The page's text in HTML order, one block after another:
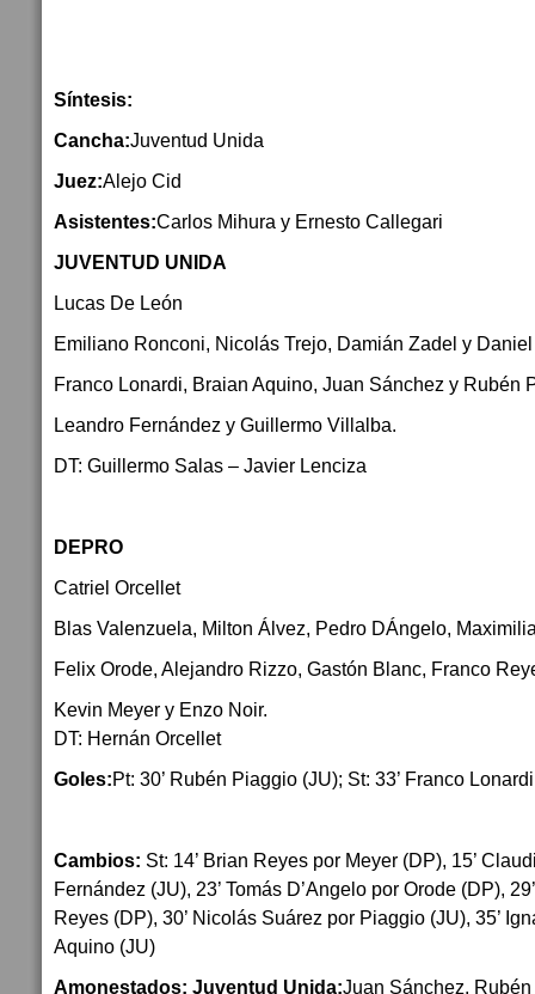
Síntesis:
Cancha:Juventud Unida
Juez:Alejo Cid
Asistentes:Carlos Mihura y Ernesto Callegari
JUVENTUD UNIDA
Lucas De León
Emiliano Ronconi, Nicolás Trejo, Damián Zadel y
Franco Lonardi, Braian Aquino, Juan Sánchez y Rubén
Leandro Fernández y Guillermo Villalba.
DT: Guillermo Salas – Javier Lenciza
DEPRO
Catriel Orcellet
Blas Valenzuela, Milton Álvez, Pedro DÁngelo,
Felix Orode, Alejandro Rizzo, Gastón Blanc, Franco
Kevin Meyer y Enzo Noir.
DT: Hernán Orcellet
Goles:Pt: 30’ Rubén Piaggio (JU); St: 33’ Franco
Cambios: St: 14’ Brian Reyes por Meyer (DP), 15’
Fernández (JU), 23’ Tomás D’Angelo por Orode (DP),
Reyes (DP), 30’ Nicolás Suárez por Piaggio (JU), 35’
Aquino (JU)
Amonestados: Juventud Unida:Juan Sánchez,